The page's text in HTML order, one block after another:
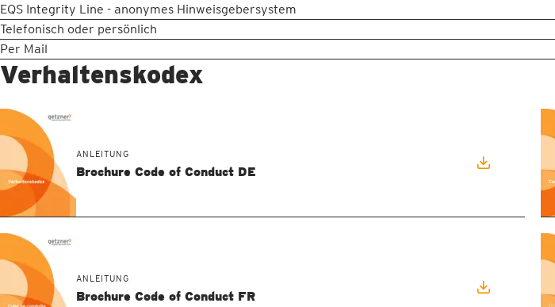
EQS Integrity Line - anonymes Hinweisgebersystem
Telefonisch oder persönlich
Per Mail
Verhaltenskodex
ANLEITUNG
Brochure Code of Conduct DE
ANLEITUNG
Brochure Code of Conduct FR